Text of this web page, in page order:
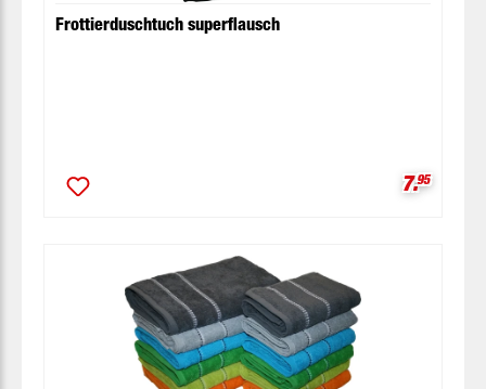
Frottierduschtuch superflausch
7.95